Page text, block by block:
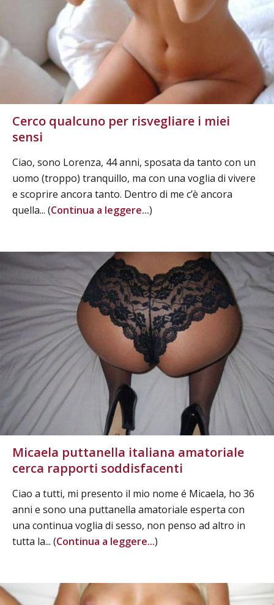
Cerco qualcuno per risvegliare i miei
sensi
Ciao, sono Lorenza, 44 anni, sposata da tanto con un
uomo (troppo) tranquillo, ma con una voglia di vivere
e scoprire ancora tanto. Dentro di me c’è ancora
quella... (Continua a leggere...)
Micaela puttanella italiana amatoriale
cerca rapporti soddisfacenti
Ciao a tutti, mi presento il mio nome é Micaela, ho 36
anni e sono una puttanella amatoriale esperta con
una continua voglia di sesso, non penso ad altro in
tutta la... (Continua a leggere...)